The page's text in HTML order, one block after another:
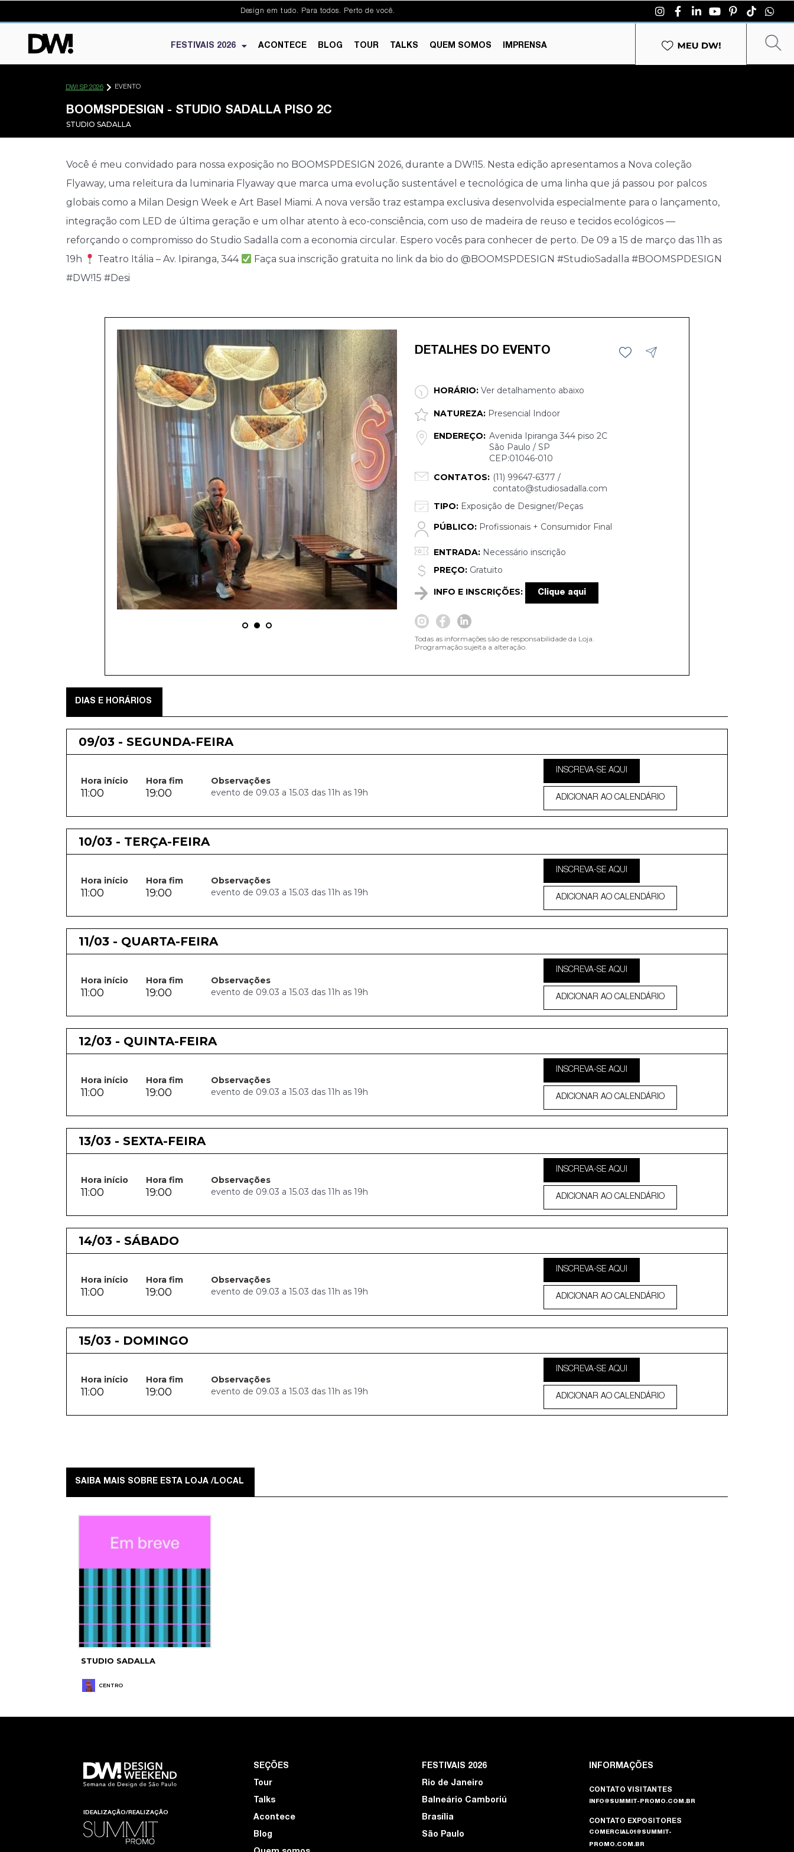
Design em tudo. Para todos. Perto de você.
FESTIVAIS 2026 ACONTECE BLOG TOUR TALKS QUEM SOMOS IMPRENSA
DW! SP 2026 EVENTO
BOOMSPDESIGN - STUDIO SADALLA PISO 2C
STUDIO SADALLA
Você é meu convidado para nossa exposição no BOOMSPDESIGN 2026, durante a DW!15. Nesta edição apresentamos a Nova coleção
Flyaway, uma releitura da luminaria Flyaway que marca uma evolução sustentável e tecnológica de uma linha que já passou por palcos
globais como a Milan Design Week e Art Basel Miami. A nova versão traz estampa exclusiva desenvolvida especialmente para o lançamento,
integração com LED de última geração e um olhar atento à eco-consciência, com uso de madeira de reuso e tecidos ecológicos —
reforçando o compromisso do Studio Sadalla com a economia circular. Espero vocês para conhecer de perto. De 09 a 15 de março das 11h as
19h
Teatro Itália – Av. Ipiranga, 344
Faça sua inscrição gratuita no link da bio do @BOOMSPDESIGN #StudioSadalla #BOOMSPDESIGN
#DW!15 #Desi
DETALHES DO EVENTO
HORÁRIO: Ver detalhamento abaixo
NATUREZA: Presencial Indoor
ENDEREÇO: Avenida Ipiranga 344 piso 2C
São Paulo / SP
CEP:01046-010
CONTATOS: (11) 99647-6377 /
contato@studiosadalla.com
TIPO: Exposição de Designer/Peças
PÚBLICO: Profissionais + Consumidor Final
ENTRADA: Necessário inscrição
PREÇO: Gratuito
INFO E INSCRIÇÕES: Clique aqui
Todas as informações são de responsabilidade da Loja.
Programação sujeita a alteração.
DIAS E HORÁRIOS
09/03 - SEGUNDA-FEIRA
Hora início Hora fim Observações
11:00 19:00 evento de 09.03 a 15.03 das 11h as 19h
INSCREVA-SE AQUI
ADICIONAR AO CALENDÁRIO
10/03 - TERÇA-FEIRA
Hora início Hora fim Observações
11:00 19:00 evento de 09.03 a 15.03 das 11h as 19h
INSCREVA-SE AQUI
ADICIONAR AO CALENDÁRIO
11/03 - QUARTA-FEIRA
Hora início Hora fim Observações
11:00 19:00 evento de 09.03 a 15.03 das 11h as 19h
INSCREVA-SE AQUI
ADICIONAR AO CALENDÁRIO
12/03 - QUINTA-FEIRA
Hora início Hora fim Observações
11:00 19:00 evento de 09.03 a 15.03 das 11h as 19h
INSCREVA-SE AQUI
ADICIONAR AO CALENDÁRIO
13/03 - SEXTA-FEIRA
Hora início Hora fim Observações
11:00 19:00 evento de 09.03 a 15.03 das 11h as 19h
INSCREVA-SE AQUI
ADICIONAR AO CALENDÁRIO
14/03 - SÁBADO
Hora início Hora fim Observações
11:00 19:00 evento de 09.03 a 15.03 das 11h as 19h
INSCREVA-SE AQUI
ADICIONAR AO CALENDÁRIO
15/03 - DOMINGO
Hora início Hora fim Observações
11:00 19:00 evento de 09.03 a 15.03 das 11h as 19h
INSCREVA-SE AQUI
ADICIONAR AO CALENDÁRIO
SAIBA MAIS SOBRE ESTA LOJA /LOCAL
STUDIO SADALLA
CENTRO
IDEALIZAÇÃO/REALIZAÇÃO
SEÇÕES
Tour
Talks
Acontece
Blog
FESTIVAIS 2026
Rio de Janeiro
Balneário Camboriú
Brasília
São Paulo
INFORMAÇÕES
CONTATO VISITANTES
INFO@SUMMIT-PROMO.COM.BR
CONTATO EXPOSITORES
COMERCIAL01@SUMMIT-
PROMO.COM.BR